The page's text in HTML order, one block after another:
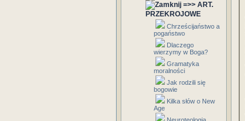
=>> ART.
PRZEKROJOWE
Chrześcijaństwo a
pogaństwo
Dlaczego
wierzymy w Boga?
Gramatyka
moralności
Jak rodzili się
bogowie
Kilka słów o New
Age